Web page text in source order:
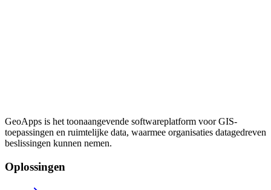
GeoApps is het toonaangevende softwareplatform voor GIS-
toepassingen en ruimtelijke data, waarmee organisaties datagedreven
beslissingen kunnen nemen.
Oplossingen